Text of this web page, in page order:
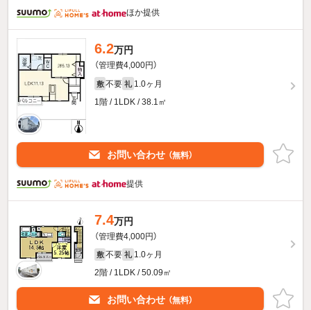
ほか提供
6.2万円
（管理費4,000円）
敷 不要 礼 1.0ヶ月
1階 / 1LDK / 38.1㎡
お問い合わせ （無料）
提供
7.4万円
（管理費4,000円）
敷 不要 礼 1.0ヶ月
2階 / 1LDK / 50.09㎡
お問い合わせ （無料）